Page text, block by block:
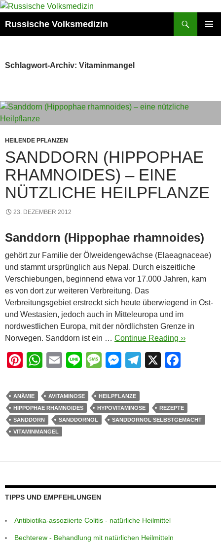
Zum
springen
Russische Volksmedizin
Schlagwort-Archiv: Vitaminmangel
HEILENDE PFLANZEN
SANDDORN (HIPPOPHAE
RHAMNOIDES) – EINE
NÜTZLICHE HEILPFLANZE
23. DEZEMBER 2012
Sanddorn (Hippophae rhamnoides)
gehört zur Familie der Ölweidengewächse (Elaeagnaceae)
und stammt ursprünglich aus Nepal. Durch eiszeitliche
Verschiebungen, beginnend etwa vor 17.000 Jahren, kam
es von dort zur weiteren Verbreitung. Das
Verbreitungsgebiet erstreckt sich heute überwiegend in Ost-
und Westasien, jedoch auch in Mitteleuropa und im
nordwestlichen Europa, mit der nördlichsten Grenze in
Norwegen. Sanddorn ist ein … Continue Reading ››
Pi
er
e
st
W
at
s
A
p
E
ail
Li
e
M
ss
a
g
M
ss
e
n
T
gr
a
X
e
b
ANÄMIE AVITAMINOSE
HEILPFLANZE
HIPPOPHAE RHAMNOIDES
HYPOVITAMINOSE
REZEPTE
SANDDORN
SANDDORNÖL
SANDDORNÖL SELBSTGEMACHT
VITAMINMANGEL
TIPPS UND EMPFEHLUNGEN
Antibiotika-assoziierte Colitis - natürliche Heilmittel
Bechterew - Behandlung mit natürlichen Heilmitteln